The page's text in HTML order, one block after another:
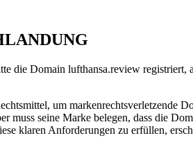
Domain lufthansa.review registriert,
um markenrechtsverletzende
seine Marke belegen, dass die
klaren Anforderungen zu erfüllen,